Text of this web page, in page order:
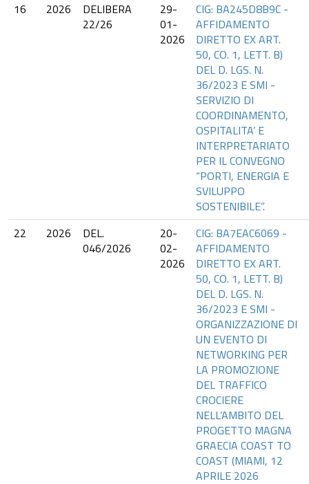
16
2026
DELIBERA
22/26
29-
01-
2026
CIG: BA245D8B9C -
AFFIDAMENTO
DIRETTO EX ART.
50, CO. 1, LETT. B)
DEL D. LGS. N.
36/2023 E SMI -
SERVIZIO DI
COORDINAMENTO,
OSPITALITA’ E
INTERPRETARIATO
PER IL CONVEGNO
“PORTI, ENERGIA E
SVILUPPO
SOSTENIBILE”.
22
2026
DEL.
046/2026
20-
02-
2026
CIG: BA7EAC6069 -
AFFIDAMENTO
DIRETTO EX ART.
50, CO. 1, LETT. B)
DEL D. LGS. N.
36/2023 E SMI -
ORGANIZZAZIONE DI
UN EVENTO DI
NETWORKING PER
LA PROMOZIONE
DEL TRAFFICO
CROCIERE
NELL’AMBITO DEL
PROGETTO MAGNA
GRAECIA COAST TO
COAST (MIAMI, 12
APRILE 2026